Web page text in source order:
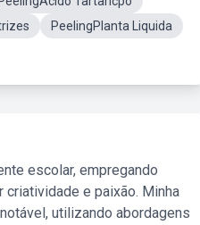
PeelingPlanta Liquida
escolar, empregando
e paixão. Minha
utilizando abordagens